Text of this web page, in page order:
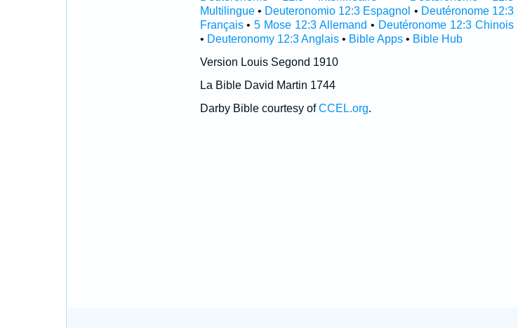
Multilingue• Deuteronomio 12:3 Espagnol • Deutéronome 12:3
Français•5 Mose 12:3 Allemand • Deutéronome 12:3 Chinois
• Deuteronomy 12:3 Anglais• Bible Apps• Bible Hub
Version Louis Segond 1910
La Bible David Martin 1744
Darby Bible courtesy ofCCEL.org.